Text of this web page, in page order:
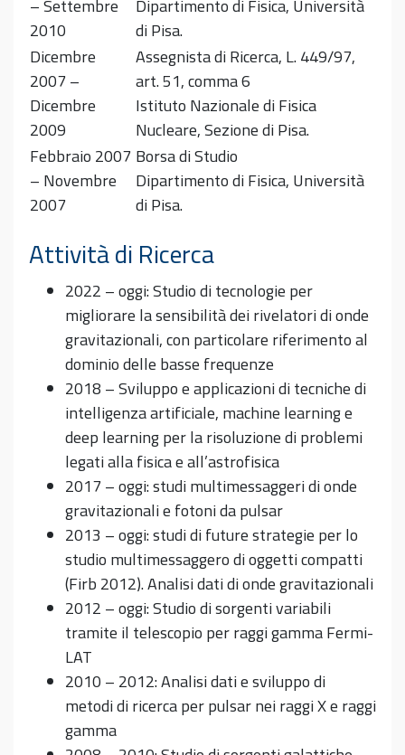
– Settembre
2010
Dipartimento di Fisica, Università
di Pisa.
Dicembre
2007 –
Dicembre
2009
Assegnista di Ricerca, L. 449/97,
art. 51, comma 6
Istituto Nazionale di Fisica
Nucleare, Sezione di Pisa.
Febbraio 2007
– Novembre
2007
Borsa di Studio
Dipartimento di Fisica, Università
di Pisa.
Attività di Ricerca
2022 – oggi: Studio di tecnologie per
migliorare la sensibilità dei rivelatori di onde
gravitazionali, con particolare riferimento al
dominio delle basse frequenze
2018 – Sviluppo e applicazioni di tecniche di
intelligenza artificiale, machine learning e
deep learning per la risoluzione di problemi
legati alla fisica e all’astrofisica
2017 – oggi: studi multimessaggeri di onde
gravitazionali e fotoni da pulsar
2013 – oggi: studi di future strategie per lo
studio multimessaggero di oggetti compatti
(Firb 2012). Analisi dati di onde gravitazionali
2012 – oggi: Studio di sorgenti variabili
tramite il telescopio per raggi gamma Fermi-
LAT
2010 – 2012: Analisi dati e sviluppo di
metodi di ricerca per pulsar nei raggi X e raggi
gamma